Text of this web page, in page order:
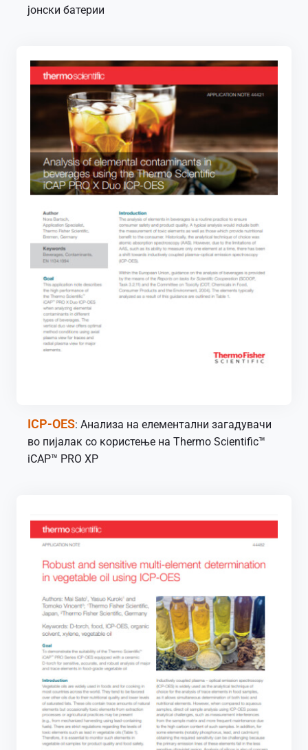
јонски батерии
ICP-OES: Анализа на елементални загадувачи
во пијалак со користење на Thermo Scientific™
iCAP™ PRO XP